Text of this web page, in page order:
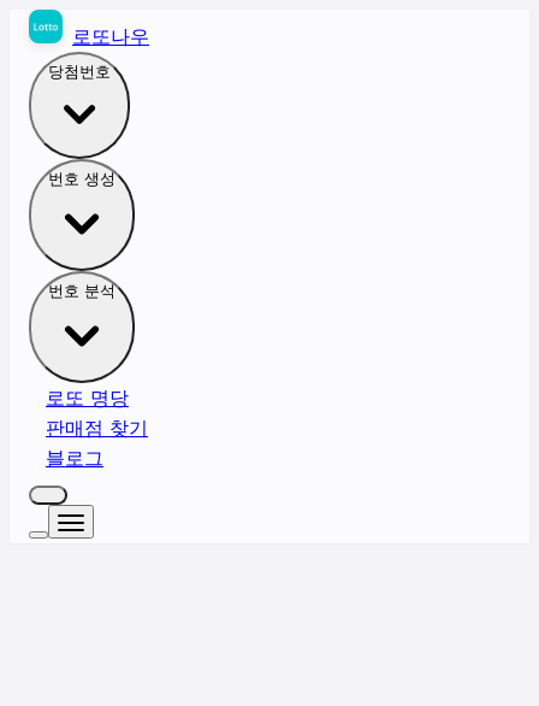
로또나우
당첨번호
번호 생성
번호 분석
로또 명당
판매점 찾기
블로그